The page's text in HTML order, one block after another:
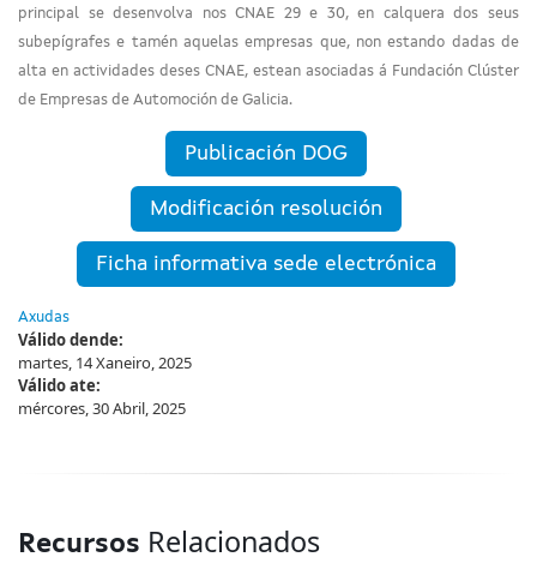
principal se desenvolva nos CNAE 29 e 30, en calquera dos seus
subepígrafes e tamén aquelas empresas que, non estando dadas de
alta en actividades deses CNAE, estean asociadas á Fundación Clúster
de Empresas de Automoción de Galicia.
Publicación DOG
Modificación resolución
Ficha informativa sede electrónica
Axudas
Válido dende:
martes, 14 Xaneiro, 2025
Válido ate:
mércores, 30 Abril, 2025
Recursos Relacionados